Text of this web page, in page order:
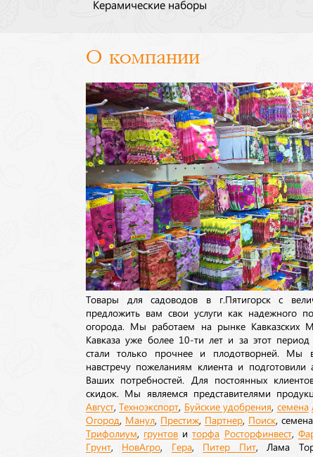
Керамические наборы
О компании
Товары для садоводов в г.Пятигорск с
предложить вам свои услуги как надежного
огорода. Мы работаем на рынке Кавказских
Кавказа уже более 10-ти лет и за этот
стали только прочнее и плодотворней. Мы
навстречу пожеланиям клиента и подготовили
Ваших потребностей. Для постоянных
скидок. Мы являемся представителями
Август ,Техноэкспорт Буйские удобрения семена
Огород Манул Престиж Партнер Поиск , семена
Трифолиум грунтов иторфа Росторфинвест,
Грунт НовАгро Гера, Питер Пит, Лама